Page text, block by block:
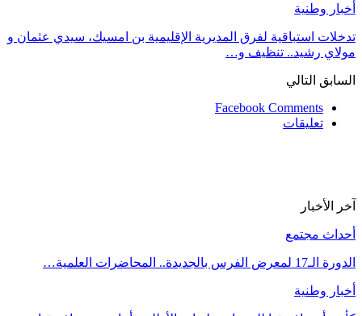
أخبار وطنية
تدخلات استباقية لفرق المديرية الإقليمية بن امسيك، سيدي عثمان و
مولاي رشيد.. تنظيف و…
السابق التالي
Facebook Comments
تعليقات
آخر الأخبار
أحداث مجتمع
الدورة الـ17 لمعرض الفرس بالجديدة.. المحاضرات العلمية…
أخبار وطنية